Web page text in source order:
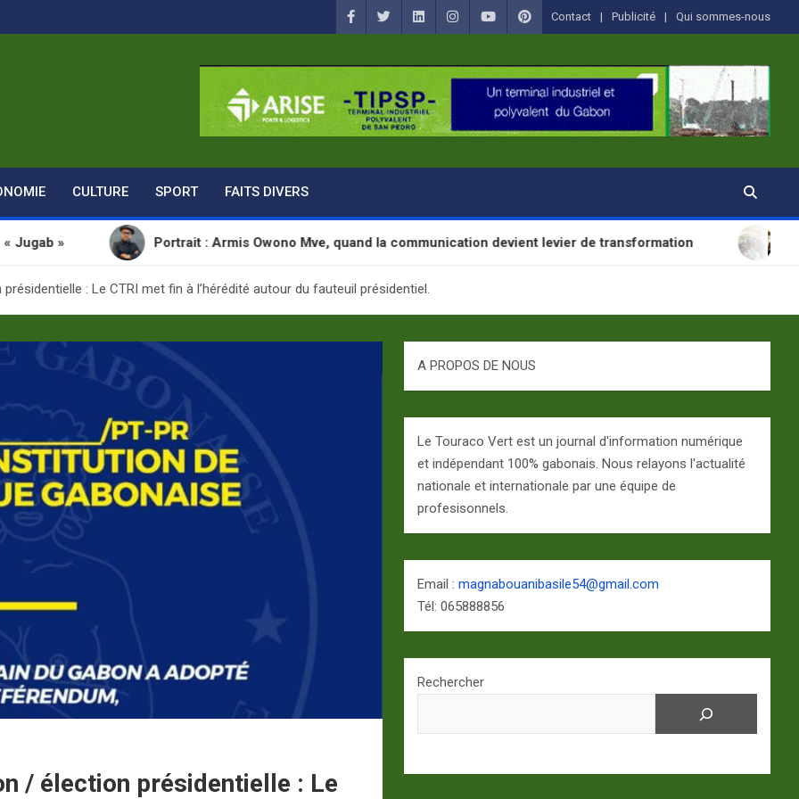
Contact Publicité Qui sommes-nous
CULTURE SPORT FAITS DIVERS
Portrait : Armis Owono Mve, quand la communication devient levier de transformation SANTÉ : La
: Le CTRI met fin à l’hérédité autour du fauteuil présidentiel.
/ élection présidentielle : Le
A PROPOS DE NOUS
Le Touraco Vert est un journal d'information numérique
et indépendant 100% gabonais. Nous relayons l'actualité
nationale et internationale par une équipe de
profesisonnels.
Email :magnabouanibasile54@gmail.com
Tél: 065888856
Rechercher